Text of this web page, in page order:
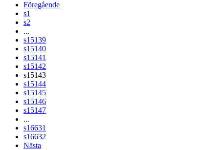
Föregående
s1
s2
...
s15139
s15140
s15141
s15142
s15143
s15144
s15145
s15146
s15147
...
s16631
s16632
Nästa